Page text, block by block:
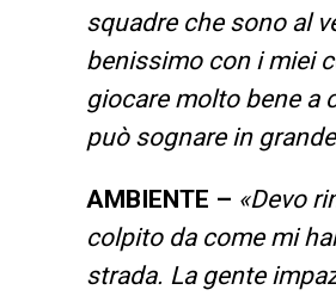
squadre che sono al
benissimo con i miei
giocare molto bene a
può sognare in
AMBIENTE – «Devo
colpito da come mi
strada. La gente